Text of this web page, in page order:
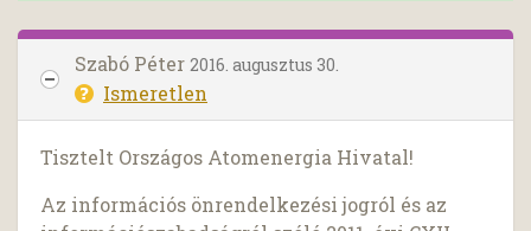
Szabó Péter 2016. augusztus 30.
Ismeretlen
Tisztelt Országos Atomenergia Hivatal!
Az információs önrendelkezési jogról és az